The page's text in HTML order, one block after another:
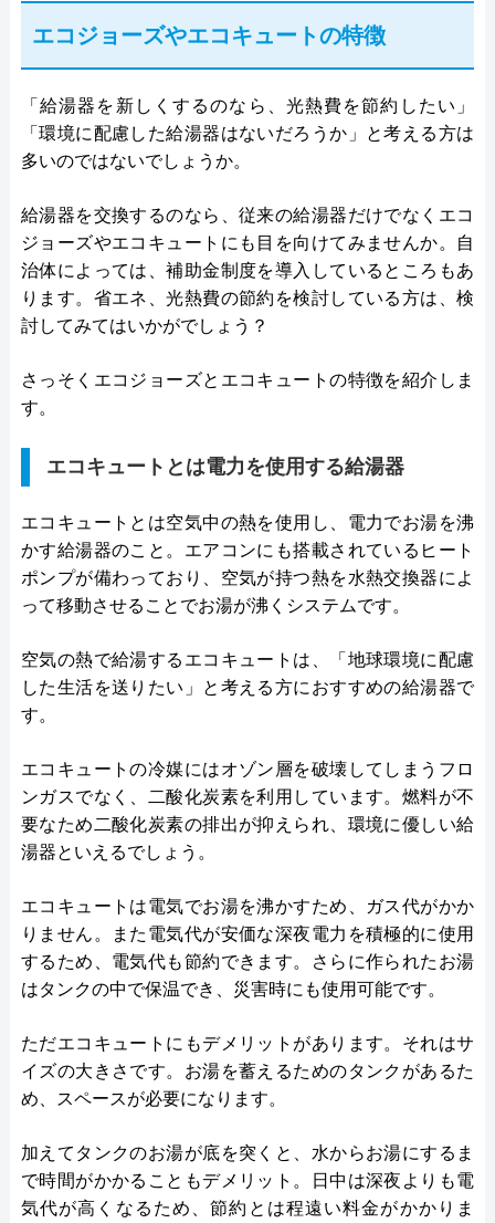
エコジョーズやエコキュートの特徴
「給湯器を新しくするのなら、光熱費を節約したい」
「環境に配慮した給湯器はないだろうか」と考える方は
多いのではないでしょうか。
給湯器を交換するのなら、従来の給湯器だけでなくエコ
ジョーズやエコキュートにも目を向けてみませんか。自
治体によっては、補助金制度を導入しているところもあ
ります。省エネ、光熱費の節約を検討している方は、検
討してみてはいかがでしょう？
さっそくエコジョーズとエコキュートの特徴を紹介しま
す。
エコキュートとは電力を使用する給湯器
エコキュートとは空気中の熱を使用し、電力でお湯を沸
かす給湯器のこと。エアコンにも搭載されているヒート
ポンプが備わっており、空気が持つ熱を水熱交換器によ
って移動させることでお湯が沸くシステムです。
空気の熱で給湯するエコキュートは、「地球環境に配慮
した生活を送りたい」と考える方におすすめの給湯器で
す。
エコキュートの冷媒にはオゾン層を破壊してしまうフロ
ンガスでなく、二酸化炭素を利用しています。燃料が不
要なため二酸化炭素の排出が抑えられ、環境に優しい給
湯器といえるでしょう。
エコキュートは電気でお湯を沸かすため、ガス代がかか
りません。また電気代が安価な深夜電力を積極的に使用
するため、電気代も節約できます。さらに作られたお湯
はタンクの中で保温でき、災害時にも使用可能です。
ただエコキュートにもデメリットがあります。それはサ
イズの大きさです。お湯を蓄えるためのタンクがあるた
め、スペースが必要になります。
加えてタンクのお湯が底を突くと、水からお湯にするま
で時間がかかることもデメリット。日中は深夜よりも電
気代が高くなるため、節約とは程遠い料金がかかりま